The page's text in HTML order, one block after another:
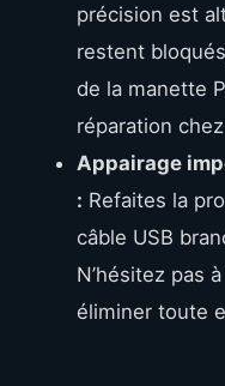
précision est
restent
de la manette
réparation
Appairage
: Refaites la
câble USB
N’hésitez pas
éliminer toute